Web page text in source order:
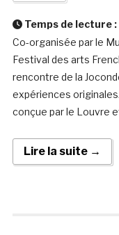
Temps de lecture :
Co-organisée par le
Festival des arts
rencontre de la
expériences
conçue par le Louvre
Lire la suite →